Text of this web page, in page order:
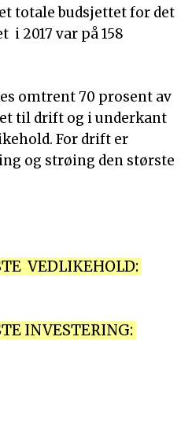
totale budsjettet for det
2017 var på 158
omtrent 70 prosent av
til drift og i underkant
For drift er
og strøing den største
VEDLIKEHOLD:
INVESTERING: